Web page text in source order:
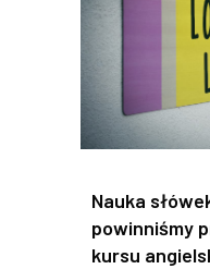
Nauka
powinniśmy
kursu